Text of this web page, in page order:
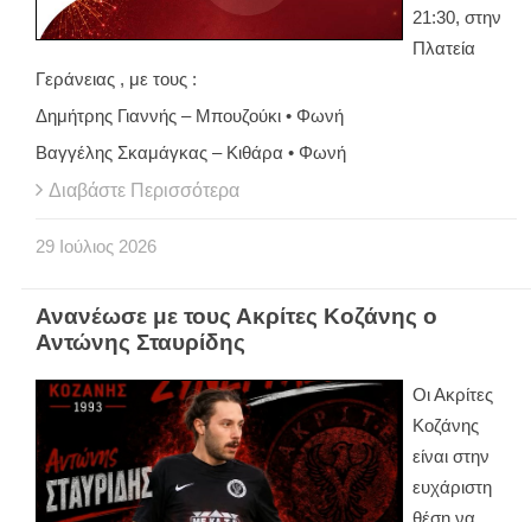
21:30, στην
Πλατεία
Γεράνειας , με τους :
Δημήτρης Γιαννής – Μπουζούκι • Φωνή
Βαγγέλης Σκαμάγκας – Κιθάρα • Φωνή
Διαβάστε Περισσότερα
29 Ιούλιος 2026
Ανανέωσε με τους Ακρίτες Κοζάνης ο
Αντώνης Σταυρίδης
Οι Ακρίτες
Κοζάνης
είναι στην
ευχάριστη
θέση να